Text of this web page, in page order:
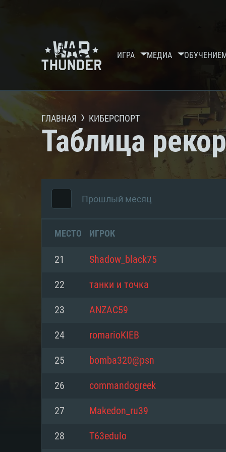
ИГРА МЕДИА ОБУЧЕНИЕ
ГЛАВНАЯ КИБЕРСПОРТ
Таблица
Прошлый месяц
МЕСТО ИГРОК
21 Shadow_black75
22 танки и точка
23 ANZAC59
24 romarioKIEB
25 bomba320@psn
26 commandogreek
27 Makedon_ru39
28 T63edulo